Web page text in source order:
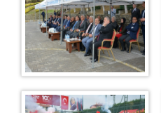
Kademe(Oto Bakım Onarım)
İnşaat ve Metal Birimi
Mobilya
Restaurant
Restoran Menümüz
Duruşma Salonu Fiyat Listesi